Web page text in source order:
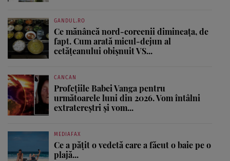
GANDUL.RO
Ce mănâncă nord-coreenii dimineața, de
fapt. Cum arată micul-dejun al
cetățeanului obișnuit VS...
CANCAN
Profețiile Babei Vanga pentru
următoarele luni din 2026. Vom întâlni
extratereștri și vom...
MEDIAFAX
Ce a pățit o vedetă care a făcut o baie pe o
plajă...